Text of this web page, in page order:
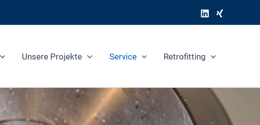
Unsere Projekte Service Retrofitting